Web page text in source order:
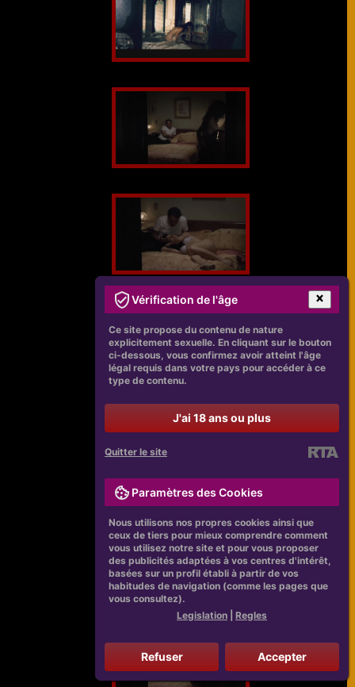
Vérification de l'âge
Ce site propose du contenu de nature
explicitement sexuelle. En cliquant sur le bouton
ci-dessous, vous confirmez avoir atteint l'âge
légal requis dans votre pays pour accéder à ce
type de contenu.
J'ai 18 ans ou plus
Quitter le site
Paramètres des Cookies
Nous utilisons nos propres cookies ainsi que
ceux de tiers pour mieux comprendre comment
vous utilisez notre site et pour vous proposer
des publicités adaptées à vos centres d'intérêt,
basées sur un profil établi à partir de vos
habitudes de navigation (comme les pages que
vous consultez).
Legislation
Regles
Refuser Accepter